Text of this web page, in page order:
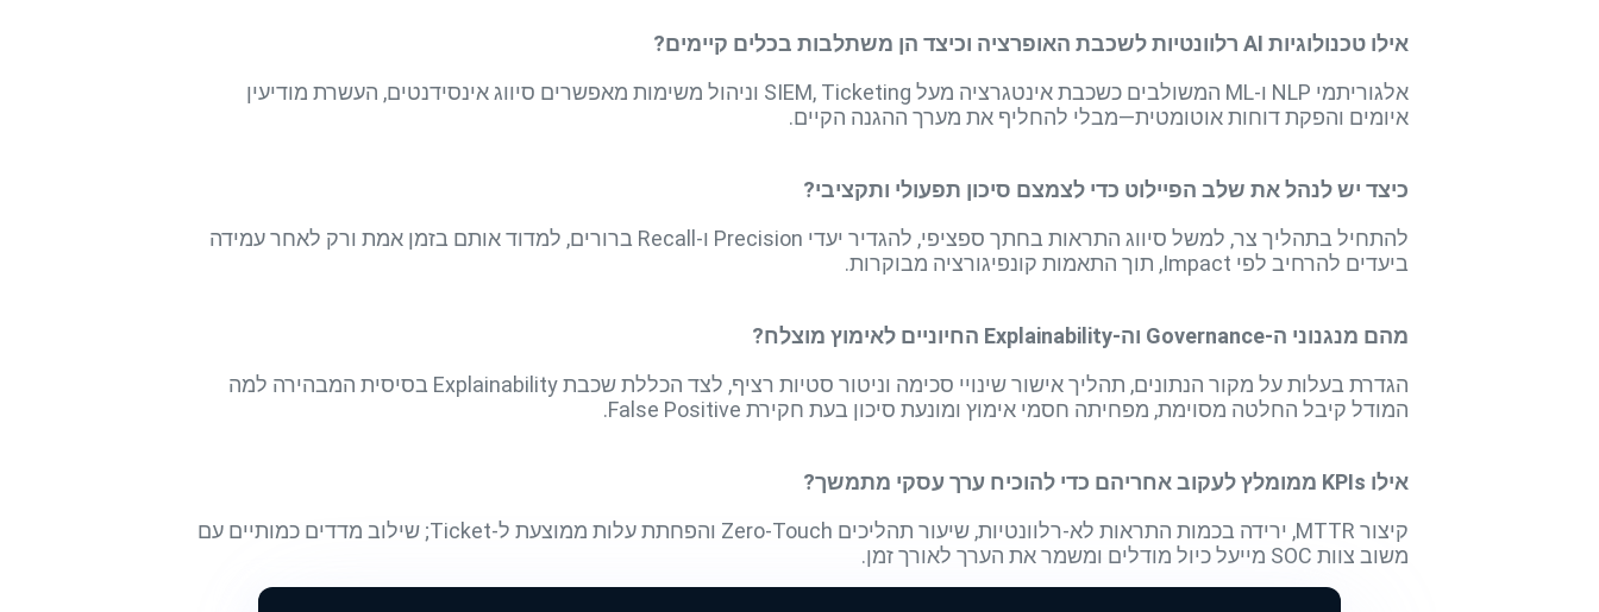
אילו טכנולוגיות AI רלוונטיות לשכבת האופרציה וכיצד הן משתלבות בכלים קיימים?
אלגוריתמי NLP ו-ML המשולבים כשכבת אינטגרציה מעל SIEM, Ticketing וניהול משימות מאפשרים סיווג אינסידנטים, העשרת מודיעין
איומים והפקת דוחות אוטומטית—מבלי להחליף את מערך ההגנה הקיים.
כיצד יש לנהל את שלב הפיילוט כדי לצמצם סיכון תפעולי ותקציבי?
להתחיל בתהליך צר, למשל סיווג התראות בחתך ספציפי, להגדיר יעדי Precision ו-Recall ברורים, למדוד אותם בזמן אמת ורק לאחר עמידה
ביעדים להרחיב לפי Impact, תוך התאמות קונפיגורציה מבוקרות.
מהם מנגנוני ה-Governance וה-Explainability החיוניים לאימוץ מוצלח?
הגדרת בעלות על מקור הנתונים, תהליך אישור שינויי סכימה וניטור סטיות רציף, לצד הכללת שכבת Explainability בסיסית המבהירה למה
המודל קיבל החלטה מסוימת, מפחיתה חסמי אימוץ ומונעת סיכון בעת חקירת False Positive.
אילו KPIs ממומלץ לעקוב אחריהם כדי להוכיח ערך עסקי מתמשך?
קיצור MTTR, ירידה בכמות התראות לא-רלוונטיות, שיעור תהליכים Zero-Touch והפחתת עלות ממוצעת ל-Ticket; שילוב מדדים כמותיים עם
משוב צוות SOC מייעל כיול מודלים ומשמר את הערך לאורך זמן.